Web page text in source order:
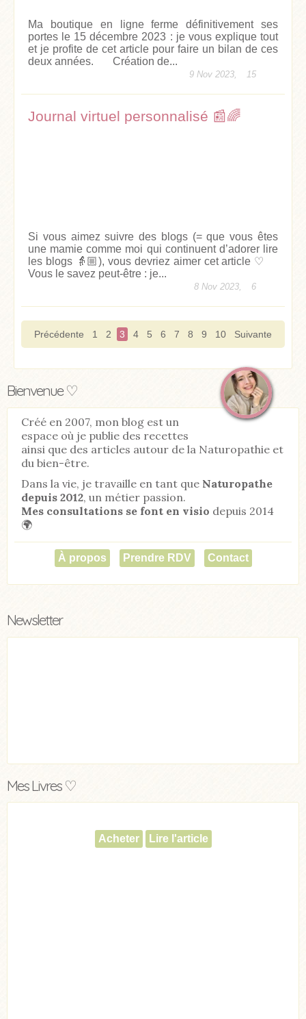
Ma boutique en ligne ferme définitivement ses
portes le 15 décembre 2023 : je vous explique tout
et je profite de cet article pour faire un bilan de ces
deux années. Création de...
9 Nov 2023, 15
Journal virtuel personnalisé 📰🌈
Si vous aimez suivre des blogs (= que vous êtes
une mamie comme moi qui continuent d’adorer lire
les blogs 👵🏼), vous devriez aimer cet article ♡
Vous le savez peut-être : je...
8 Nov 2023, 6
Précédente 1 2 3 4 5 6 7 8 9 10 Suivante
Bienvenue ♡
Créé en 2007, mon blog est un
espace où je publie des recettes
ainsi que des articles autour de la Naturopathie et
du bien-être.
Dans la vie, je travaille en tant que Naturopathe
depuis 2012, un métier passion.
Mes consultations se font en visio depuis 2014
🌍
À propos Prendre RDV Contact
Newsletter
Mes Livres ♡